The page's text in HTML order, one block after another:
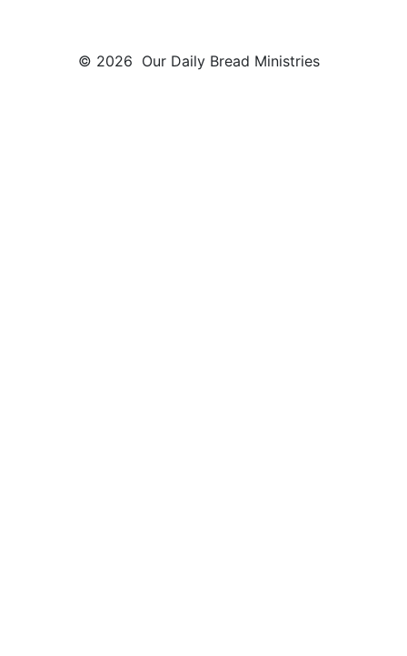
© 2026 Our Daily Bread Ministries